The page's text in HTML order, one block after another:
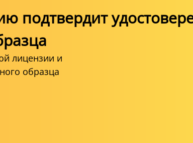
подтвердит
лицензии и
образца